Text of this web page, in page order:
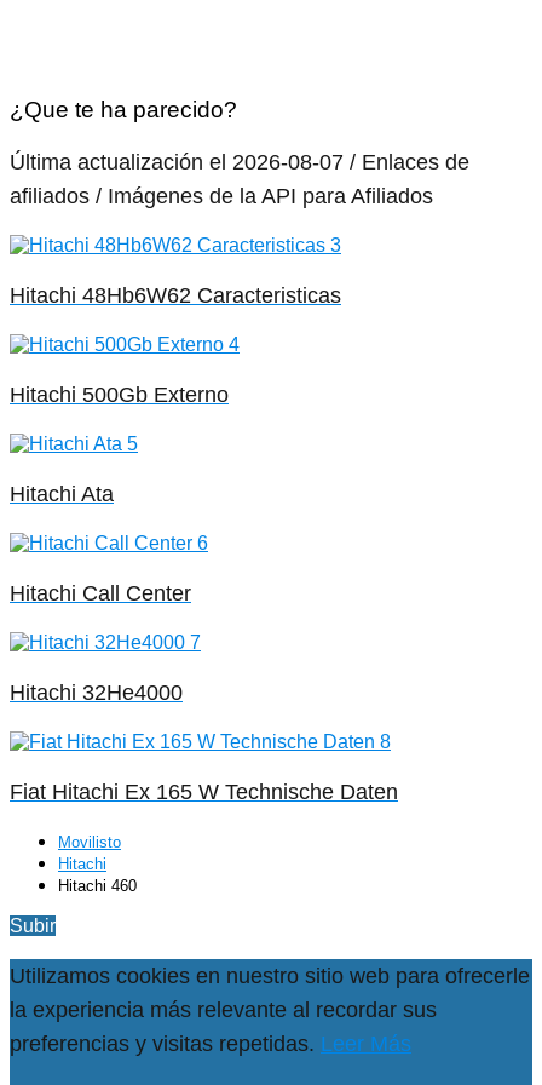
¿Que te ha parecido?
Última actualización el 2026-08-07 / Enlaces de
afiliados / Imágenes de la API para Afiliados
Hitachi 48Hb6W62 Caracteristicas
Hitachi 500Gb Externo
Hitachi Ata
Hitachi Call Center
Hitachi 32He4000
Fiat Hitachi Ex 165 W Technische Daten
Movilisto
Hitachi
Hitachi 460
Subir
Utilizamos cookies en nuestro sitio web para ofrecerle
la experiencia más relevante al recordar sus
preferencias y visitas repetidas. Leer Más